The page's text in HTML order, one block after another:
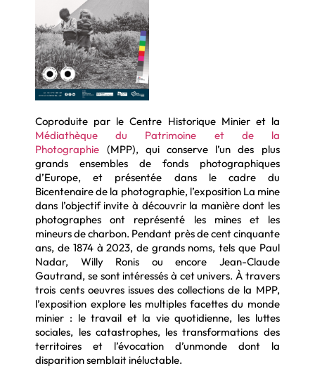
Coproduite par le Centre Historique Minier et la
Médiathèque du Patrimoine et de la
Photographie (MPP), qui conserve l’un des plus
grands ensembles de fonds photographiques
d’Europe, et présentée dans le cadre du
Bicentenaire de la photographie, l’exposition La mine
dans l’objectif invite à découvrir la manière dont les
photographes ont représenté les mines et les
mineurs de charbon. Pendant près de cent cinquante
ans, de 1874 à 2023, de grands noms, tels que Paul
Nadar, Willy Ronis ou encore Jean-Claude
Gautrand, se sont intéressés à cet univers. À travers
trois cents oeuvres issues des collections de la MPP,
l’exposition explore les multiples facettes du monde
minier : le travail et la vie quotidienne, les luttes
sociales, les catastrophes, les transformations des
territoires et l’évocation d’unmonde dont la
disparition semblait inéluctable.